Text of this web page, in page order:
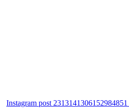
Instagram post